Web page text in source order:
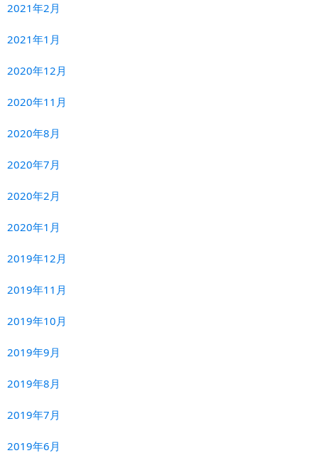
2021年2月
2021年1月
2020年12月
2020年11月
2020年8月
2020年7月
2020年2月
2020年1月
2019年12月
2019年11月
2019年10月
2019年9月
2019年8月
2019年7月
2019年6月